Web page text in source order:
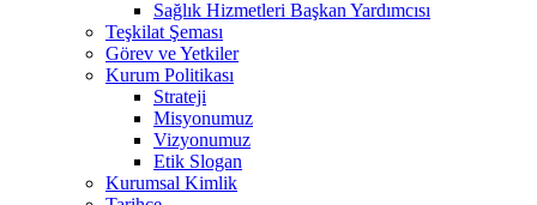
Sağlık Hizmetleri Başkan Yardımcısı
Teşkilat Şeması
Görev ve Yetkiler
Kurum Politikası
Strateji
Misyonumuz
Vizyonumuz
Etik Slogan
Kurumsal Kimlik